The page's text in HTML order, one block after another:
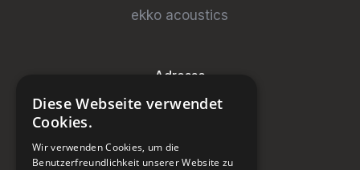
ekko acoustics
Adresse
Steinburg Group GmbH
CH-5466 Kaiserstuhl
Diese Webseite verwendet
Cookies.
Wir verwenden Cookies, um die
Benutzerfreundlichkeit unserer Website zu